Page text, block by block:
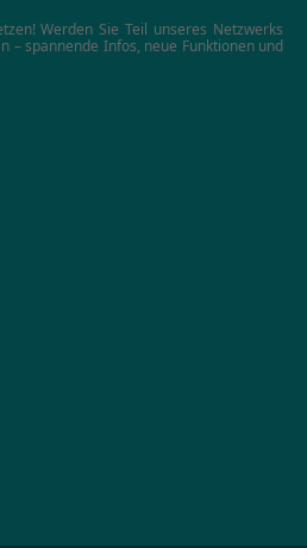
Werden Sie Teil unseres Netzwerks
– spannende Infos, neue Funktionen und